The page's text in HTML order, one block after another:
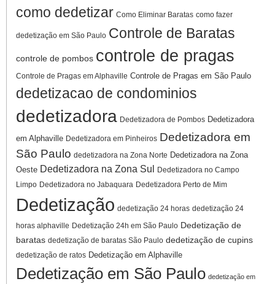
como dedetizar Como Eliminar Baratas como fazer
dedetização em São Paulo Controle de Baratas
controle de pombos controle de pragas
Controle de Pragas em Alphaville Controle de Pragas em São Paulo
dedetizacao de condominios
dedetizadora Dedetizadora de Pombos Dedetizadora
em Alphaville Dedetizadora em Pinheiros Dedetizadora em
São Paulo dedetizadora na Zona Norte Dedetizadora na Zona
Oeste Dedetizadora na Zona Sul
Dedetizadora no Campo
Limpo Dedetizadora no Jabaquara Dedetizadora Perto de Mim
Dedetização dedetização 24 horas dedetização 24
horas alphaville Dedetização 24h em São Paulo Dedetização de
baratas dedetização de baratas São Paulo dedetização de cupins
dedetização de ratos Dedetização em Alphaville
Dedetização em São Paulo dedetização em